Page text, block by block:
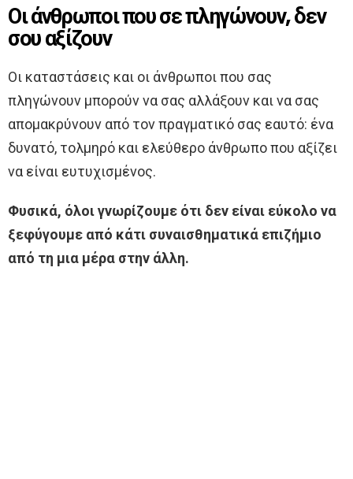
Οι άνθρωποι που σε πληγώνουν, δεν
σου αξίζουν
Οι καταστάσεις και οι άνθρωποι που σας
πληγώνουν μπορούν να σας αλλάξουν και να σας
απομακρύνουν από τον πραγματικό σας εαυτό: ένα
δυνατό, τολμηρό και ελεύθερο άνθρωπο που αξίζει
να είναι ευτυχισμένος.
Φυσικά, όλοι γνωρίζουμε ότι δεν είναι εύκολο να
ξεφύγουμε από κάτι συναισθηματικά επιζήμιο
από τη μια μέρα στην άλλη.